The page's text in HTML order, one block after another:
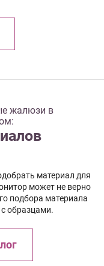
жалюзи в
материал для
может не верно
подбора материала
образцами.